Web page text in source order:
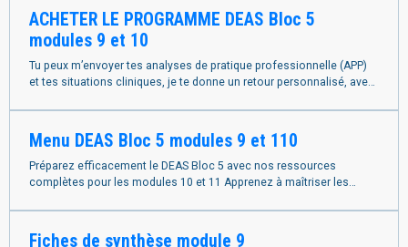
ACHETER LE PROGRAMME DEAS Bloc 5
modules 9 et 10
Tu peux m’envoyer tes analyses de pratique professionnelle (APP)
et tes situations cliniques, je te donne un retour personnalisé, avec
Menu DEAS Bloc 5 modules 9 et 110
Préparez efficacement le DEAS Bloc 5 avec nos ressources
complètes pour les modules 10 et 11 Apprenez à maîtriser les
Fiches de synthèse module 9